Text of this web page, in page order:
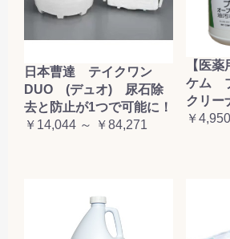
日本曹達 テイクワン
DUO (デュオ) 尿石除
去と防止が1つで可能に！
￥14,044 ～ ￥84,271
【医
ケム
クリ
￥4,950